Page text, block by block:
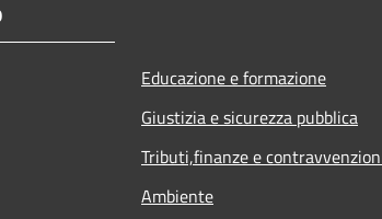
Educazione e formazione
Giustizia e sicurezza pubblica
Tributi,finanze e
Ambiente